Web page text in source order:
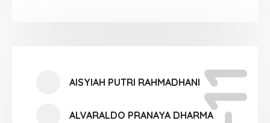
AISYIAH PUTRI RAHMADHANI
ALVARALDO PRANAYA DHARMA